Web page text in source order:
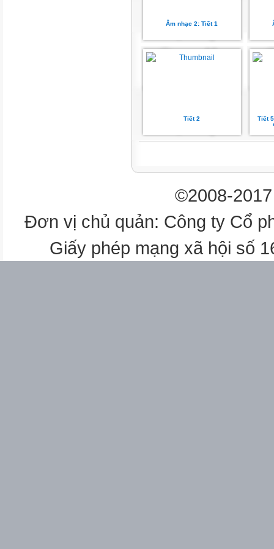
TẬP HÁT TỪNG CÂU
Câu 3
Âm nhạc 2: Tiết 1
Tiết 2
Tiết
©2008-
Đơn vị chủ quản: Công ty Cổ
Giấy phép mạng xã hội số